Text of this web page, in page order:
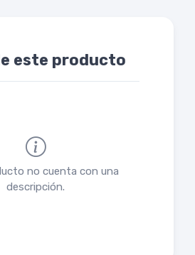
este producto
no cuenta con una
descripción.